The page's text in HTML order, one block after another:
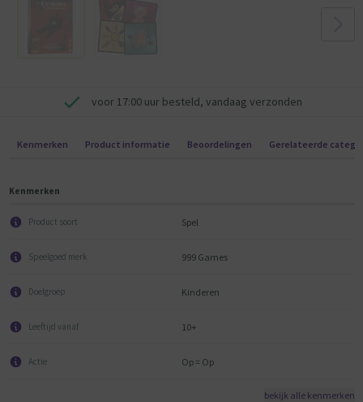
voor 17:00 uur besteld, vandaag verzonden
Kenmerken Product informatie Beoordelingen Gerelateerde
Kenmerken
Product soort Spel
Speelgoed merk 999 Games
Doelgroep Kinderen
Leeftijd vanaf 10+
Actie Op = Op
bekijk alle kenmerken